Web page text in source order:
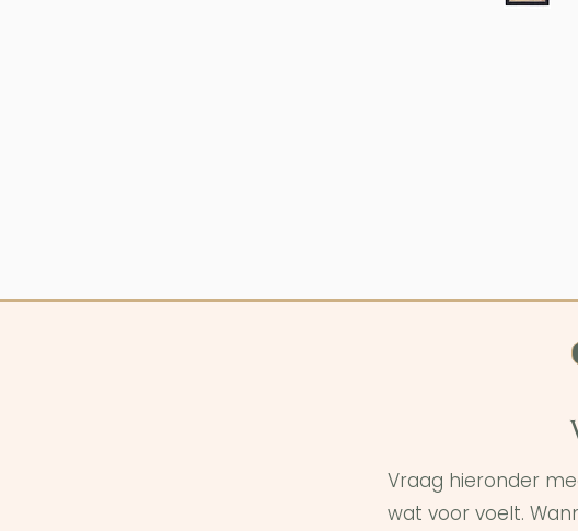
Vraag hieronder
wat voor voelt.